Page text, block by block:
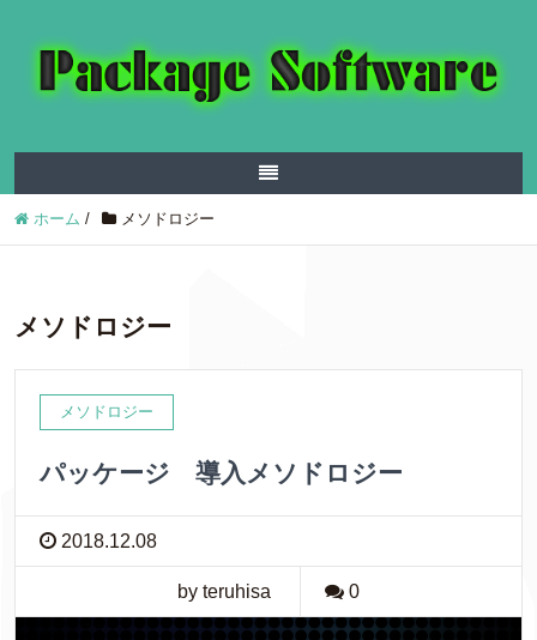
ホーム / メソドロジー
メソドロジー
メソドロジー
パッケージ 導入メソドロジー
2018.12.08
by teruhisa 0